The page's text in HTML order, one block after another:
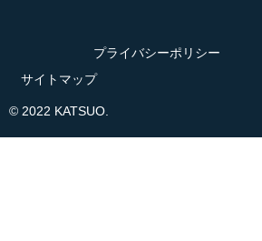
プライバシーポリシー
サイトマップ
© 2022 KATSUO.